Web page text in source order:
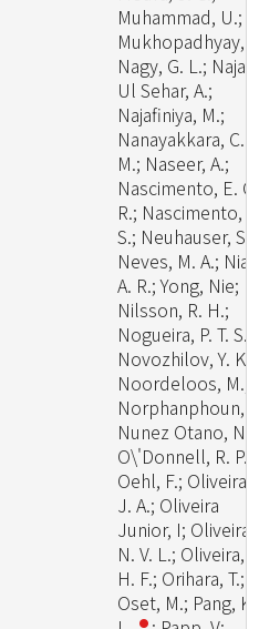
Muhammad, U.;
Mukhopadhyay,
Nagy, G. L.;
Ul Sehar, A.;
Najafiniya, M.;
Nanayakkara, C.
M.; Naseer, A.;
Nascimento, E. C.
R.; Nascimento,
S.; Neuhauser, S.;
Neves, M. A.;
A. R.; Yong, Nie;
Nilsson, R. H.;
Nogueira, P. T. S.;
Novozhilov, Y. K.;
Noordeloos, M.;
Norphanphoun,
Nunez Otano, N.;
O\'Donnell, R. P.;
Oehl, F.; Oliveira,
J. A.; Oliveira
Junior, I; Oliveira,
N. V. L.; Oliveira,
H. F.; Orihara, T.;
Oset, M.; Pang, K.